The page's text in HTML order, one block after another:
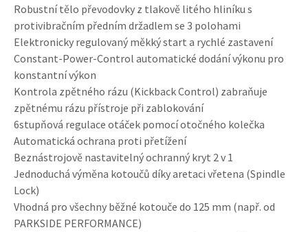
Robustní tělo převodovky z tlakově litého hliníku s
protivibračním předním držadlem se 3 polohami
Elektronicky regulovaný měkký start a rychlé zastavení
Constant-Power-Control automatické dodání výkonu pro
konstantní výkon
Kontrola zpětného rázu (Kickback Control) zabraňuje
zpětnému rázu přístroje při zablokování
6stupňová regulace otáček pomocí otočného kolečka
Automatická ochrana proti přetížení
Beznástrojově nastavitelný ochranný kryt 2 v 1
Jednoduchá výměna kotoučů díky aretaci vřetena (Spindle
Lock)
Vhodná pro všechny běžné kotouče do 125 mm (např. od
PARKSIDE PERFORMANCE)